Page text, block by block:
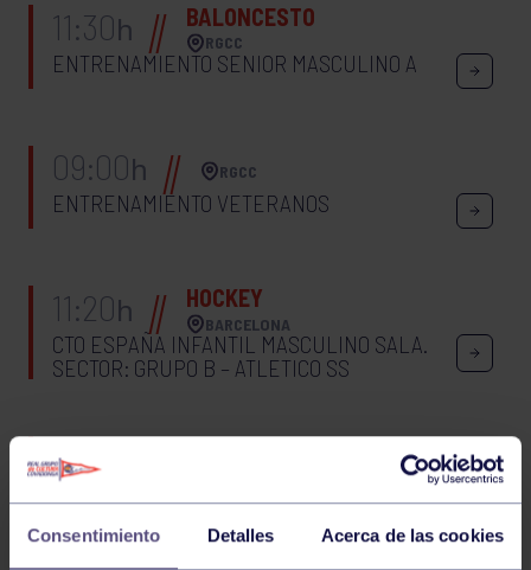
Consentimiento Detalles Acerca de las cookies
11:30h BALONCESTO
RGCC
ENTRENAMIENTO SENIOR MASCULINO A
09:00h RGCC
ENTRENAMIENTO VETERANOS
11:20h HOCKEY
BARCELONA
CTO ESPAÑA INFANTIL MASCULINO SALA.
SECTOR: GRUPO B – ATLETICO SS
12:30